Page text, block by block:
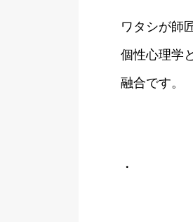
ワタシが師
個性心理学
融合です。
・